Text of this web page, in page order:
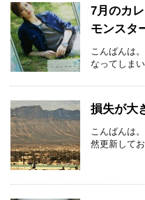
7月のカ
モンスタ
こんばんは
なってしま
損失が大
こんばんは
然更新して